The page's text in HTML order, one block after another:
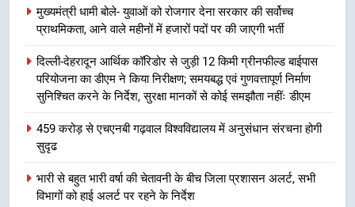
बैरागीवाला हत्याकांड के फरार चल रहे
अभियुक्त को दून पुलिस ने हरिद्वार से किया
गिरफ्तार
उत्तराखण्ड
8
भारी बारिश का अलर्ट! 6 अगस्त को
देहरादून में स्कूल बंद
मुख्यमंत्री धामी बोले- युवाओं को रोजगार देना सरकार की सर्वोच्च
प्राथमिकता, आने वाले महीनों में हजारों पदों पर की जाएगी भर्ती
दिल्ली-देहरादून आर्थिक कॉरिडोर से जुड़ी 12 किमी ग्रीनफील्ड बाईपास
परियोजना का डीएम ने किया निरीक्षण; समयबद्ध एवं गुणवत्तापूर्ण निर्माण
सुनिश्चित करने के निर्देश, सुरक्षा मानकों से कोई समझौता नहींः डीएम
459 करोड़ से एचएनबी गढ़वाल विश्वविद्यालय में अनुसंधान संरचना होगी
सुदृढ
भारी से बहुत भारी वर्षा की चेतावनी के बीच जिला प्रशासन अलर्ट, सभी
विभागों को हाई अलर्ट पर रहने के निर्देश